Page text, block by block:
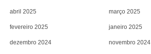
abril 2025 março 2025
fevereiro 2025 janeiro 2025
dezembro 2024 novembro 2024